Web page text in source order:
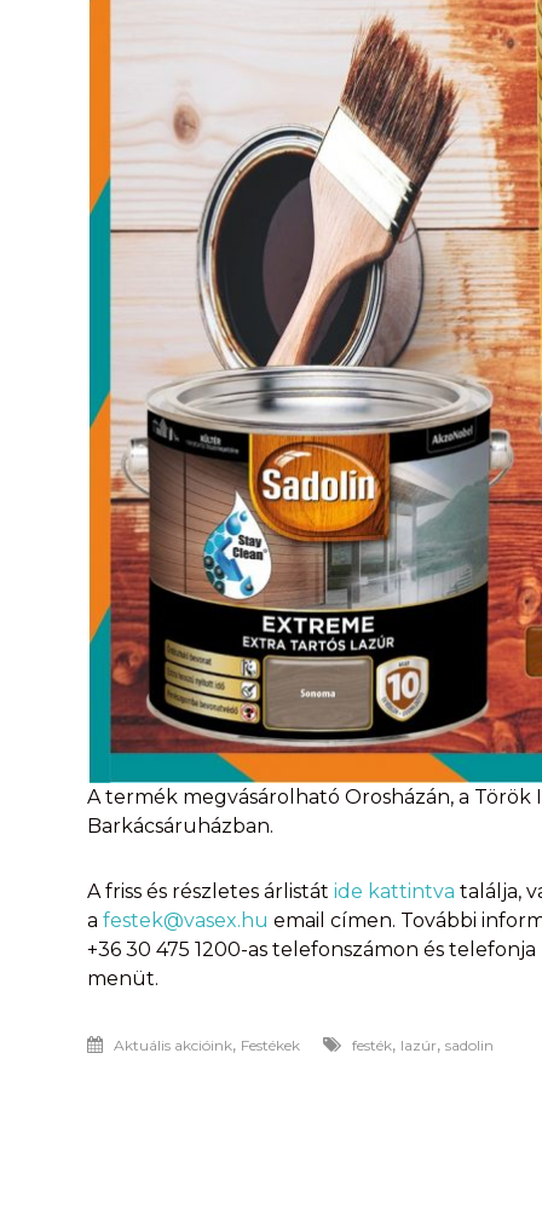
A termék megvásárolható Orosházán, a Török
Barkácsáruházban.
A friss és részletes árlistát ide kattintva találja,
a festek@vasex.hu email címen. További
+36 30 475 1200-as telefonszámon és
menüt.
Aktuális akcióink, Festékek festék, lazúr, sadolin